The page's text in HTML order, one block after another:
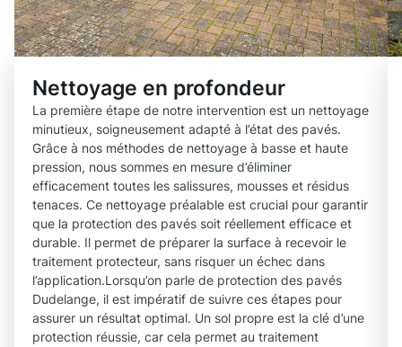
Nettoyage en profondeur
La première étape de notre intervention est un nettoyage
minutieux, soigneusement adapté à l’état des pavés.
Grâce à nos méthodes de nettoyage à basse et haute
pression, nous sommes en mesure d’éliminer
efficacement toutes les salissures, mousses et résidus
tenaces. Ce nettoyage préalable est crucial pour garantir
que la protection des pavés soit réellement efficace et
durable. Il permet de préparer la surface à recevoir le
traitement protecteur, sans risquer un échec dans
l’application.Lorsqu’on parle de protection des pavés
Dudelange, il est impératif de suivre ces étapes pour
assurer un résultat optimal. Un sol propre est la clé d’une
protection réussie, car cela permet au traitement